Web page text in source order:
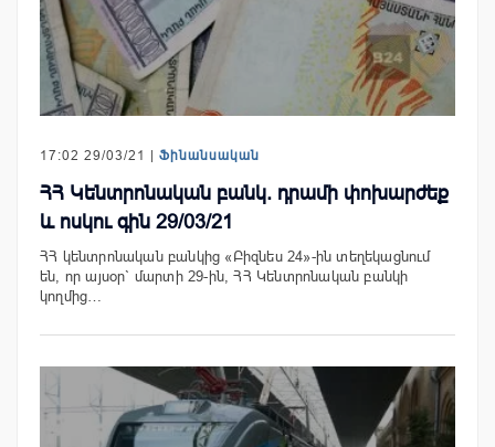
17:02 29/03/21 | Ֆինանսական
ՀՀ Կենտրոնական բանկ. դրամի փոխարժեք
և ոսկու գին 29/03/21
ՀՀ կենտրոնական բանկից «Բիզնես 24»-ին տեղեկացնում
են, որ այսօր` մարտի 29-ին, ՀՀ Կենտրոնական բանկի
կողմից…